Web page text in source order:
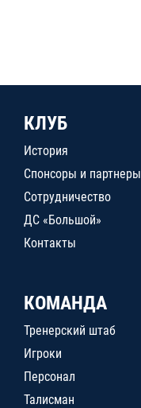
КЛУБ
История
Спонсоры и партнеры
Сотрудничество
ДС «Большой»
Контакты
КОМАНДА
Тренерский штаб
Игроки
Персонал
Талисман